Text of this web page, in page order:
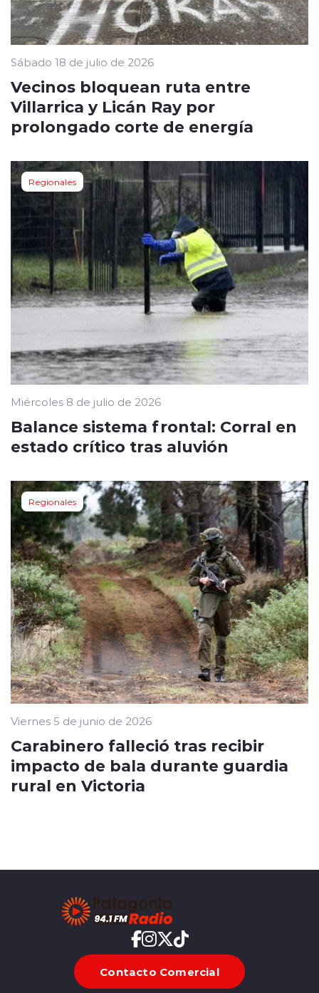
Sábado 18 de julio de 2026
Vecinos bloquean ruta entre
Villarrica y Licán Ray por
prolongado corte de energía
Regionales
Miércoles 8 de julio de 2026
Balance sistema frontal: Corral en
estado crítico tras aluvión
Regionales
Viernes 5 de junio de 2026
Carabinero falleció tras recibir
impacto de bala durante guardia
rural en Victoria
Contacto Comercial